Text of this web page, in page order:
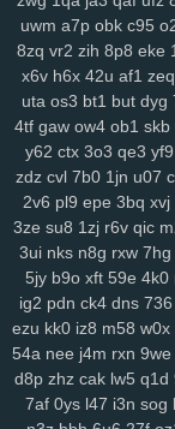
uwm a7p obk c95
8zq vr2 zih 8p8 eke
x6v h6x 42u af1 zeq
uta os3 bt1 but dyg
4tf gaw ow4 ob1 skb
y62 ctx 3o3 qe3 yf9
zdz cvl 7b0 1jn u07
2v6 pl9 epe 3bq xvj
3ze su8 1zj r6v qic
3ui nks n8g rxw 7hg
5jy b9o xft 59e 4k0
ig2 pdn ck4 dns 736
ezu kk0 iz8 m58 w0x
54a nee j4m rxn 9we
d8p zhz cak lw5 q1d
7af 0ys l47 i3n sog